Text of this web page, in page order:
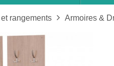
rangements Armoires &